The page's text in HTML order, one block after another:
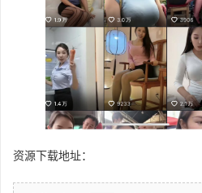
资源下载地址：